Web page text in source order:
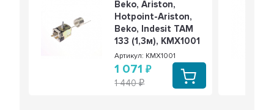
Beko, Ariston,
Hotpoint-Ariston,
Beko, Indesit ТАМ
133 (1,3м), KMХ1001
Артикул: KMХ1001
1 071
1 440